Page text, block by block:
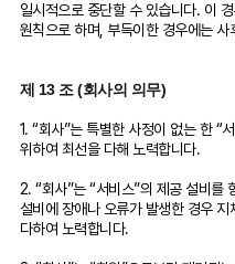
일시적으로 중단할 수 있습니다. 이
원칙으로 하며, 부득이한 경우에는 사
제 13 조 (회사의 의무)
1. “회사”는 특별한 사정이 없는 한 “
위하여 최선을 다해 노력합니다.
2. “회사”는 “서비스”의 제공 설비를
설비에 장애나 오류가 발생한 경우
다하여 노력합니다.